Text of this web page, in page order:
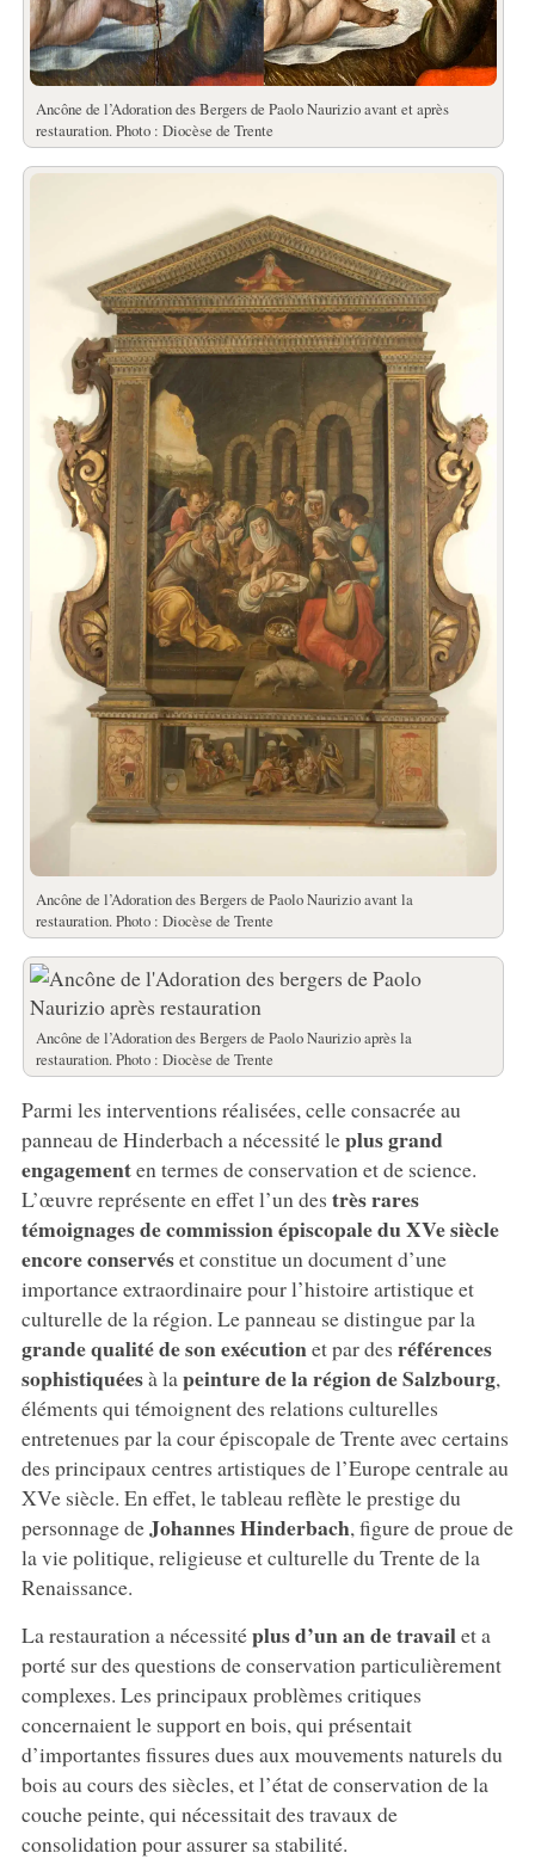
Ancône de l’Adoration des Bergers de Paolo Naurizio avant et après
restauration. Photo : Diocèse de Trente
Ancône de l’Adoration des Bergers de Paolo Naurizio avant la
restauration. Photo : Diocèse de Trente
Ancône de l’Adoration des Bergers de Paolo Naurizio après la
restauration. Photo : Diocèse de Trente
Parmi les interventions réalisées, celle consacrée au
panneau de Hinderbach a nécessité leplus grand
engagementen termes de conservation et de science.
L’œuvre représente en effet l’un des très rares
témoignages de commission épiscopale du XVe siècle
encore conservéset constitue un document d’une
importance extraordinaire pour l’histoire artistique et
culturelle de la région. Le panneau se distingue par la
grande qualité de son exécutionet par des références
sophistiquéesà lapeinture de la région de Salzbourg,
éléments qui témoignent des relations culturelles
entretenues par la cour épiscopale de Trente avec certains
des principaux centres artistiques de l’Europe centrale au
XVe siècle. En effet, le tableau reflète le prestige du
personnage deJohannes Hinderbach, figure de proue de
la vie politique, religieuse et culturelle du Trente de la
Renaissance.
La restauration a nécessitéplus d’un an de travailet a
porté sur des questions de conservation particulièrement
complexes. Les principaux problèmes critiques
concernaient le support en bois, qui présentait
d’importantes fissures dues aux mouvements naturels du
bois au cours des siècles, et l’état de conservation de la
couche peinte, qui nécessitait des travaux de
consolidation pour assurer sa stabilité.